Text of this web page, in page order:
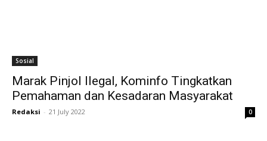
Sosial
Marak Pinjol Ilegal, Kominfo Tingkatkan
Pemahaman dan Kesadaran Masyarakat
Redaksi - 21 July 2022 0